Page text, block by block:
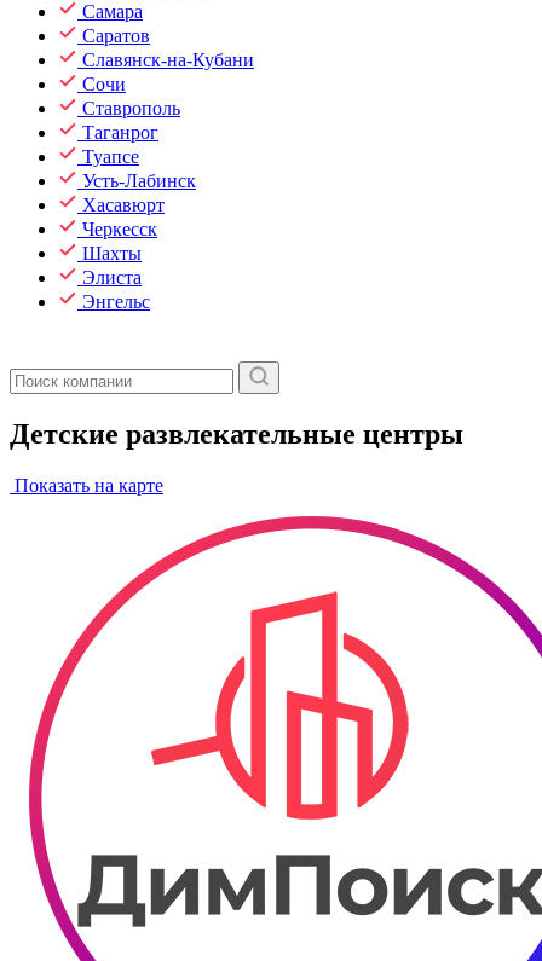
Самара
Саратов
Славянск-на-Кубани
Сочи
Ставрополь
Таганрог
Туапсе
Усть-Лабинск
Хасавюрт
Черкесск
Шахты
Элиста
Энгельс
Детские развлекательные центры
Показать на карте